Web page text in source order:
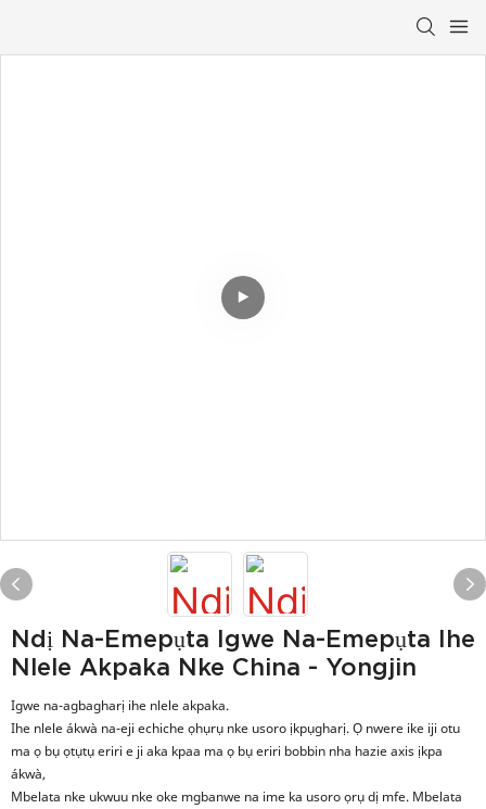
Ndị Na-Emepụta Igwe Na-Emepụta Ihe
Nlele Akpaka Nke China - Yongjin
Igwe na-agbagharị ihe nlele akpaka.
Ihe nlele ákwà na-eji echiche ọhụrụ nke usoro ịkpụgharị. Ọ nwere ike iji otu
ma ọ bụ ọtụtụ eriri e ji aka kpaa ma ọ bụ eriri bobbin nha hazie axis ịkpa
ákwà,
Mbelata nke ukwuu nke oke mgbanwe na ime ka usoro ọrụ dị mfe. Mbelata